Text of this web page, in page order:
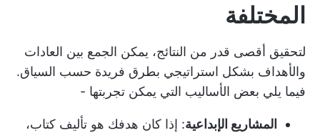
المختلفة
لتحقيق أقصى قدر من النتائج، يمكن الجمع بين العادات
والأهداف بشكل استراتيجي بطرق فريدة حسب السياق.
فيما يلي بعض الأساليب التي يمكن تجربتها -
المشاريع الإبداعية: إذا كان هدفك هو تأليف كتاب،